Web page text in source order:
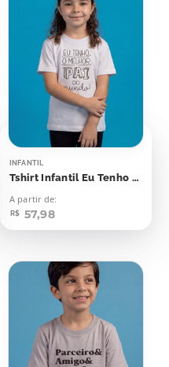
INFANTIL
Tshirt Infantil Eu Tenho o Melhor Pai do Mundo
A partir de:
R$ 57,98